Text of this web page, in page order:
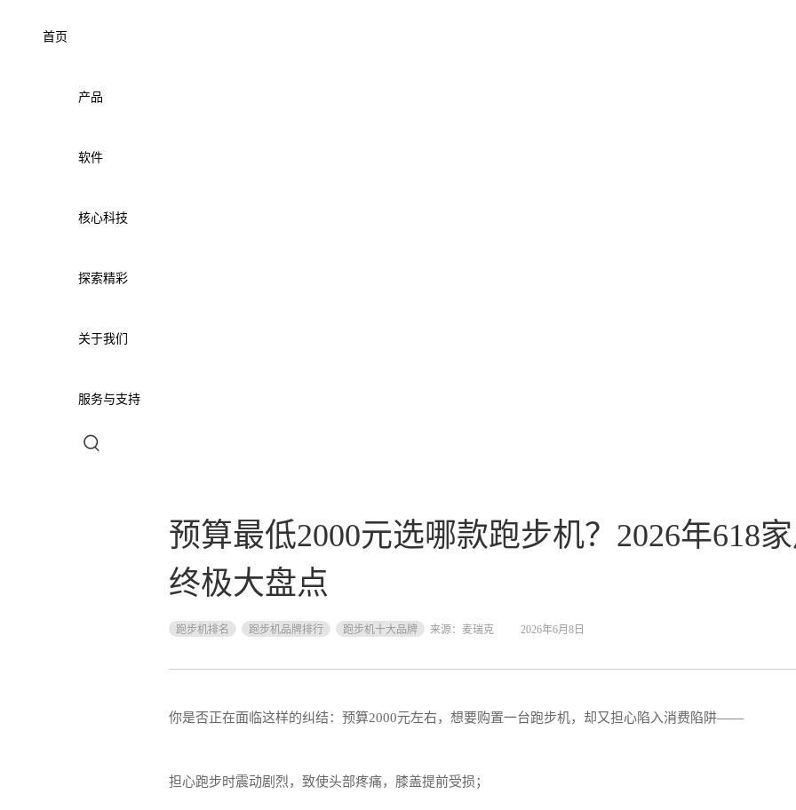
首页
产品
软件
核心科技
探索精彩
关于我们
服务与支持
预算最低2000元选哪款跑步机？2026年618
终极大盘点
跑步机排名 跑步机品牌排行 跑步机十大品牌 来源： 麦瑞克 2026年6月8日
你是否正在面临这样的纠结：预算2000元左右，想要购置一台跑步机，却又担心陷入消费陷阱——
担心跑步时震动剧烈，致使头部疼痛，膝盖提前受损；